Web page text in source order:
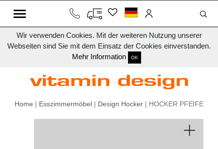
Wir verwenden Cookies. Mit der weiteren Nutzung unserer
Webseiten sind Sie mit dem Einsatz der Cookies einverstanden.
Mehr Information
OK
Home | Esszimmermöbel | Design Hocker | HOCKER PFEIFE